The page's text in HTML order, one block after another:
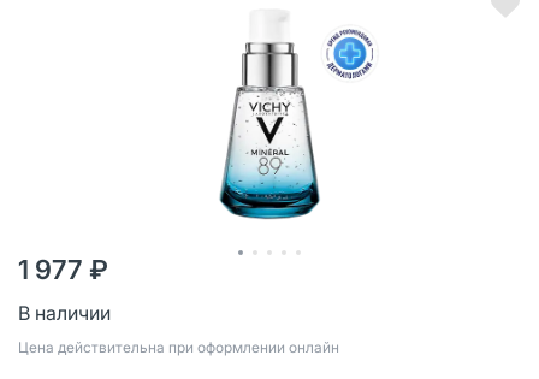
1 977 ₽
В наличии
Цена действительна при оформлении онлайн